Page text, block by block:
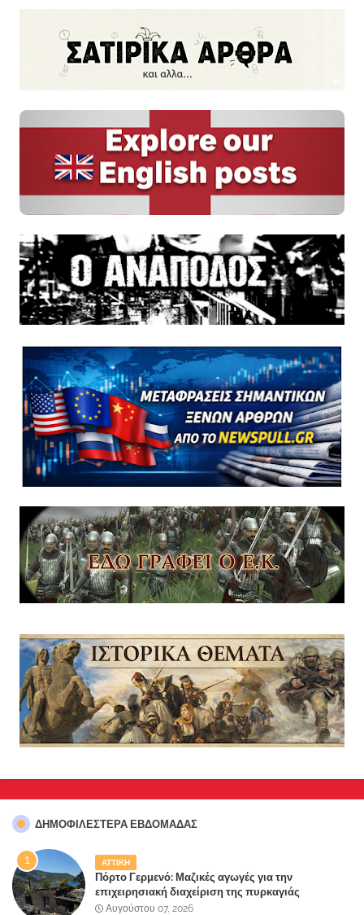
ΔΗΜΟΦΙΛΈΣΤΕΡΑ ΕΒΔΟΜΆΔΑΣ
ΑΤΤΙΚΗ
Πόρτο Γερμενό: Μαζικές αγωγές για την
επιχειρησιακή διαχείριση της πυρκαγιάς
ετοιμάζουν οι κάτοικοι!
Αυγούστου 07, 2026